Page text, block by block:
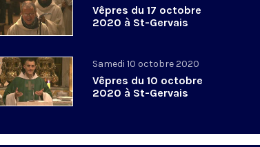
Vêpres du 17 octobre
2020 à St-Gervais
Samedi 10 octobre 2020
Vêpres du 10 octobre
2020 à St-Gervais